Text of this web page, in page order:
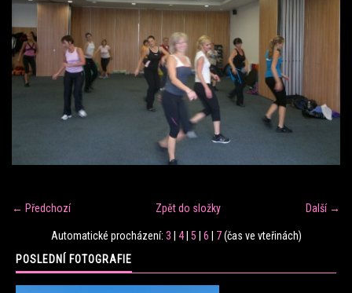
FORMY CVIČENÍ
VÝŽIVOVÉ PORADENSTVÍ
FIT CLUB VERONIKA
← Předchozí Další →
Zpět do složky
Automatické procházení: 3 | 4| 5 | 6 | 7(čas ve vteřinách)
POSLEDNÍ FOTOGRAFIE